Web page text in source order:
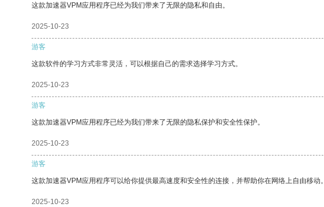
这款加速器VPM应用程序已经为我们带来了无限的隐私和自由。
2025-10-23
游客
这款软件的学习方式非常灵活，可以根据自己的需求选择学习方式。
2025-10-23
游客
这款加速器VPM应用程序已经为我们带来了无限的隐私保护和安全性保护。
2025-10-23
游客
这款加速器VPM应用程序可以给你提供最高速度和安全性的连接，并帮助你在网络上自由移动。
2025-10-23